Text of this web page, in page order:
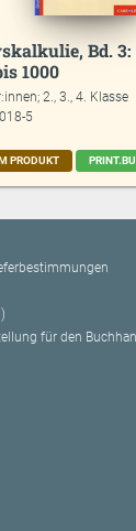
Bd.
1000
2., 3., 4. Klasse
5
PRODUKT
für den